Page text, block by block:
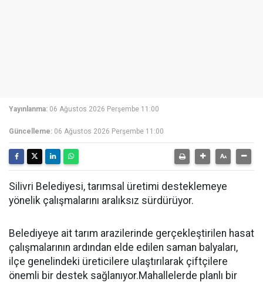
Yayınlanma: 06 Ağustos 2026 Perşembe 11:00
Güncelleme: 06 Ağustos 2026 Perşembe 11:00
Silivri Belediyesi, tarımsal üretimi desteklemeye
yönelik çalışmalarını aralıksız sürdürüyor.
Belediyeye ait tarım arazilerinde gerçekleştirilen hasat
çalışmalarının ardından elde edilen saman balyaları,
ilçe genelindeki üreticilere ulaştırılarak çiftçilere
önemli bir destek sağlanıyor.Mahallelerde planlı bir